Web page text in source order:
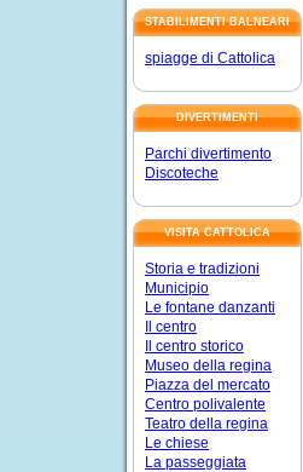
STABILIMENTI BALNEARI
spiagge di Cattolica
DIVERTIMENTI
Parchi divertimento
Discoteche
VISITA CATTOLICA
Storia e tradizioni
Municipio
Le fontane danzanti
Il centro
Il centro storico
Museo della regina
Piazza del mercato
Centro polivalente
Teatro della regina
Le chiese
La passeggiata